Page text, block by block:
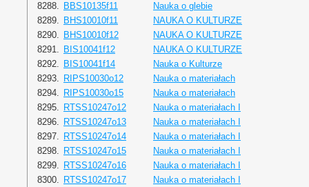
8288. BBS10135f11
Nauka o glebie
8289. BHS10010f11
NAUKA O KULTURZE
8290. BHS10010f12
NAUKA O KULTURZE
8291. BIS10041f12
NAUKA O KULTURZE
8292. BIS10041f14
Nauka o Kulturze
8293. RIPS10030o12
Nauka o materiałach
8294. RIPS10030o15
Nauka o materiałach
8295. RTSS10247o12
Nauka o materiałach I
8296. RTSS10247o13
Nauka o materiałach I
8297. RTSS10247o14
Nauka o materiałach I
8298. RTSS10247o15
Nauka o materiałach I
8299. RTSS10247o16
Nauka o materiałach I
8300. RTSS10247o17 Nauka o materiałach I